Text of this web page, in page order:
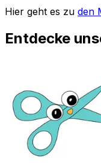
Hier geht es zu den
Entdecke